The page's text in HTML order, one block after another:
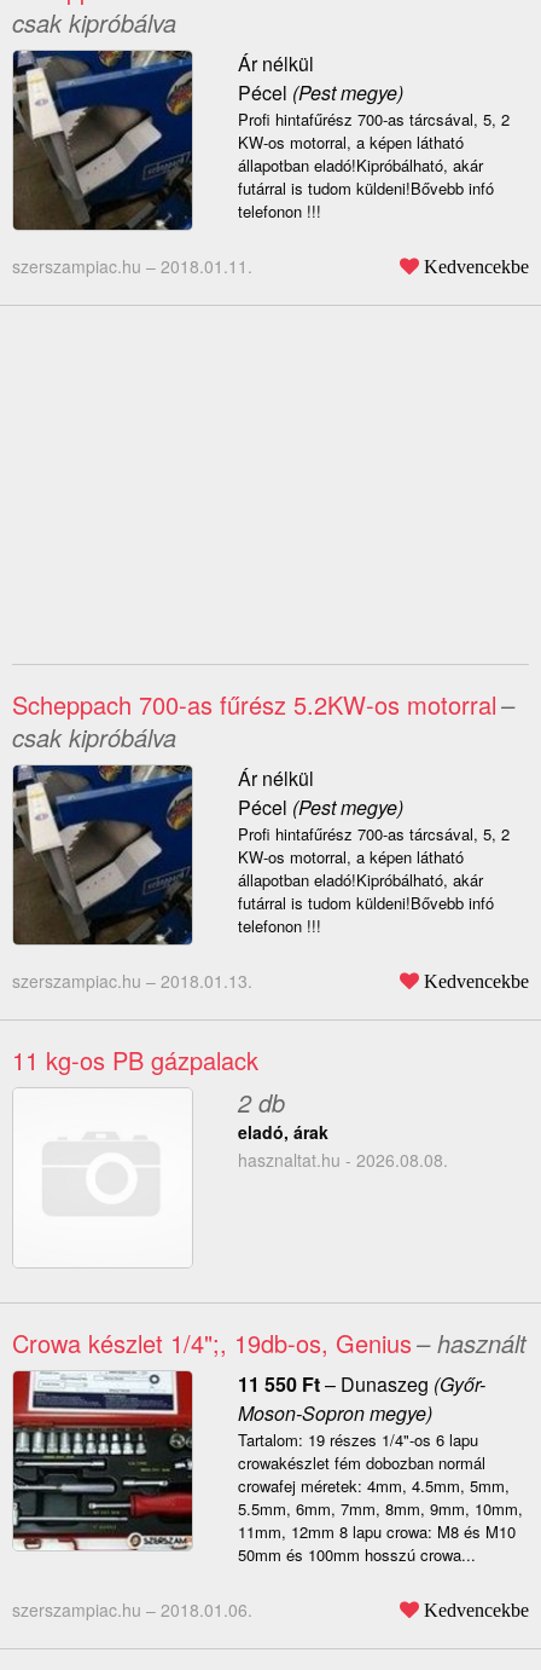
csak kipróbálva
Ár nélkül
Pécel (Pest megye)
Profi hintafűrész 700-as tárcsával, 5, 2
KW-os motorral, a képen látható
állapotban eladó!Kipróbálható, akár
futárral is tudom küldeni!Bővebb infó
telefonon !!!
szerszampiac.hu – 2018.01.11. Kedvencekbe
Scheppach 700-as fűrész 5.2KW-os motorral–
csak kipróbálva
Ár nélkül
Pécel (Pest megye)
Profi hintafűrész 700-as tárcsával, 5, 2
KW-os motorral, a képen látható
állapotban eladó!Kipróbálható, akár
futárral is tudom küldeni!Bővebb infó
telefonon !!!
szerszampiac.hu – 2018.01.13. Kedvencekbe
11 kg-os PB gázpalack
2 db
eladó, árak
hasznaltat.hu - 2026.08.08.
Crowa készlet 1/4";, 19db-os, Genius– használt
11 550 Ft– Dunaszeg (Győr-
Moson-Sopron megye)
Tartalom: 19 részes 1/4"-os 6 lapu
crowakészlet fém dobozban normál
crowafej méretek: 4mm, 4.5mm, 5mm,
5.5mm, 6mm, 7mm, 8mm, 9mm, 10mm,
11mm, 12mm 8 lapu crowa: M8 és M10
50mm és 100mm hosszú crowa...
szerszampiac.hu – 2018.01.06. Kedvencekbe